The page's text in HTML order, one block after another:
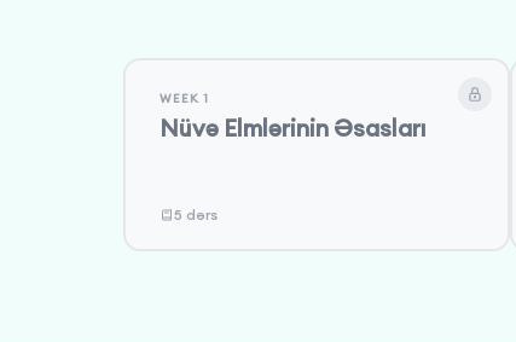
WEEK 1
Nüvə Elmlərinin Əsasları
5 dərs